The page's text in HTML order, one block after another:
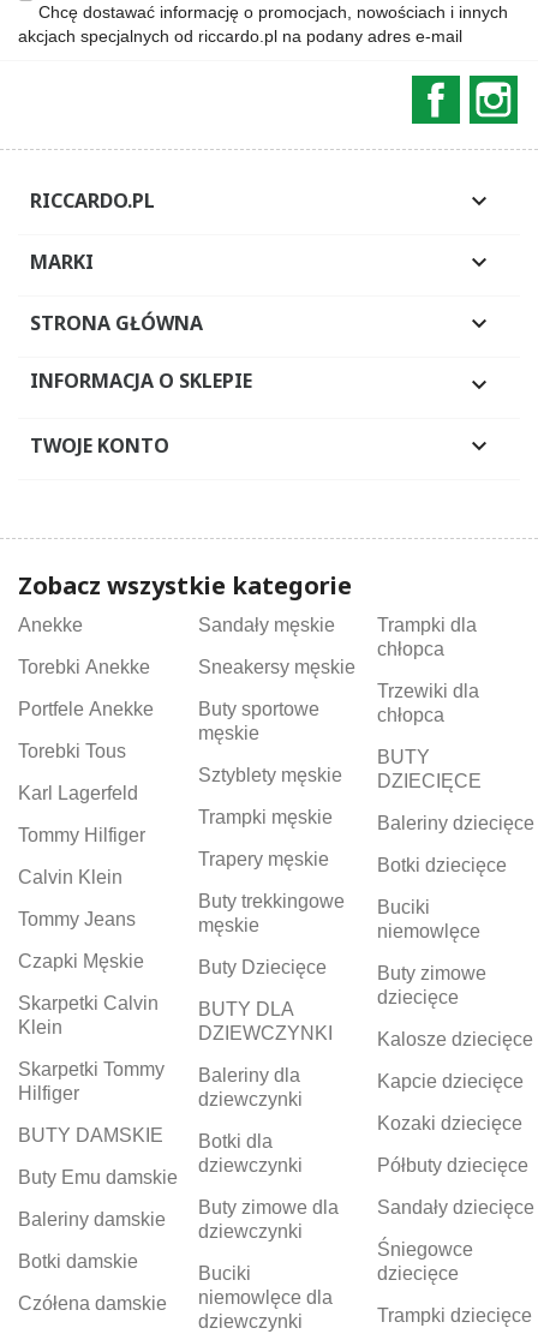
Chcę dostawać informację o promocjach, nowościach i innych
akcjach specjalnych od riccardo.pl na podany adres e-mail
RICCARDO.PL 
MARKI 
STRONA GŁÓWNA 
INFORMACJA O SKLEPIE 
TWOJE KONTO 
Zobacz wszystkie kategorie
Anekke
Torebki Anekke
Portfele Anekke
Torebki Tous
Karl Lagerfeld
Tommy Hilfiger
Calvin Klein
Tommy Jeans
Czapki Męskie
Skarpetki Calvin
Klein
Skarpetki Tommy
Hilfiger
BUTY DAMSKIE
Buty Emu damskie
Baleriny damskie
Botki damskie
Czółena damskie
Sandały męskie
Sneakersy męskie
Buty sportowe
męskie
Sztyblety męskie
Trampki męskie
Trapery męskie
Buty trekkingowe
męskie
Buty Dziecięce
BUTY DLA
DZIEWCZYNKI
Baleriny dla
dziewczynki
Botki dla
dziewczynki
Buty zimowe dla
dziewczynki
Buciki
niemowlęce dla
dziewczynki
Trampki dla
chłopca
Trzewiki dla
chłopca
BUTY
DZIECIĘCE
Baleriny dziecięce
Botki dziecięce
Buciki
niemowlęce
Buty zimowe
dziecięce
Kalosze dziecięce
Kapcie dziecięce
Kozaki dziecięce
Półbuty dziecięce
Sandały dziecięce
Śniegowce
dziecięce
Trampki dziecięce